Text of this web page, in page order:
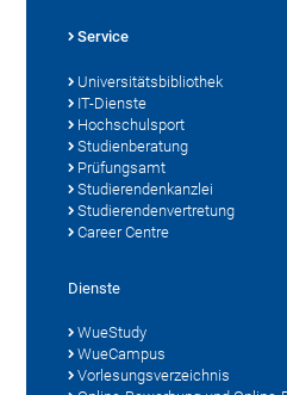
Service
Universitätsbibliothek
IT-Dienste
Hochschulsport
Studienberatung
Prüfungsamt
Studierendenkanzlei
Studierendenvertretung
Career Centre
Dienste
WueStudy
WueCampus
Vorlesungsverzeichnis